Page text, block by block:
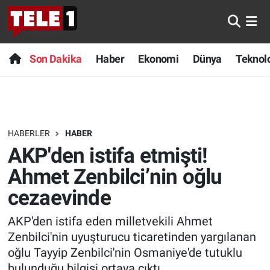
Son Dakika Haber Ekonomi Dünya
HABERLER HABER
AKP'den istifa etmişti!
Ahmet Zenbilci’nin oğlu
cezaevinde
AKP'den istifa eden milletvekili Ahmet
Zenbilci'nin uyuşturucu ticaretinden yargılanan
oğlu Tayyip Zenbilci'nin Osmaniye'de tutuklu
Anında Manşet
Başka Sohbetler
Bilim turu
Bilim ve Teknoloji Evreni
Doğa Konuşuyor
Dünya
Ege Saati
Son Dakika
Haber
Dünya
Teknoloji
Sağlık
Spor
Yayın Akışı
Nöbetçi Eczaneler
Hava Durumu
Trafik Durumu
Süper Lig Puan Durumu ve Fikstür
Tüm Manşetler
Son Dakika Haberleri
Haber Arşivi